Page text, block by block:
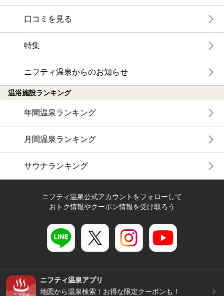
口コミを見る
特集
ニフティ温泉からのお知らせ
温浴施設ランキング
年間温泉ランキング
月間温泉ランキング
サウナランキング
ニフティ温泉公式アカウントをフォローして
おトク情報やクーポン情報を受け取ろう
ニフティ温泉アプリ
地図から温泉検索！お得な限定クーポンも！